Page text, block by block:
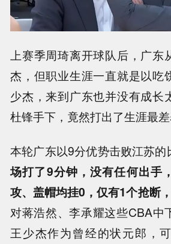
上赛季周琦离开球队后，广东
杰，但职业生涯一直就是以吃
少杰，来到广东也并没有成长
杜锋手下，竟然打出了生涯最差
本轮广东以9分优势击败江苏的
场打了9分钟，没有任何出手
攻、盖帽均挂0，仅有1个抢断
对蒋浩然、李承耀这些CBA中
王少杰作为曾经的状元郎，